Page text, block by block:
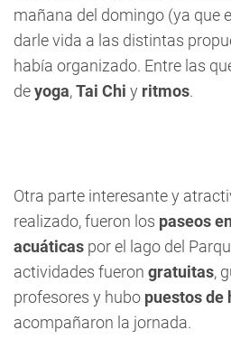
mañana del domingo (ya que
darle vida a las distintas
había organizado. Entre las
deyoga,Tai Chi y ritmos.
Otra parte interesante y
realizado, fueron los paseos
acuáticas por el lago del
actividades fueron gratuitas,
profesores y hubo puestos de
acompañaron la jornada.